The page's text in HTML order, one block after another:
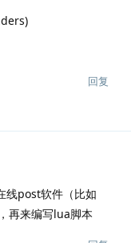
回复
线post软件（比如
再来编写lua脚本